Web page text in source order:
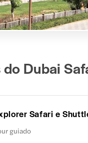
Dubai
Safari e
guiado